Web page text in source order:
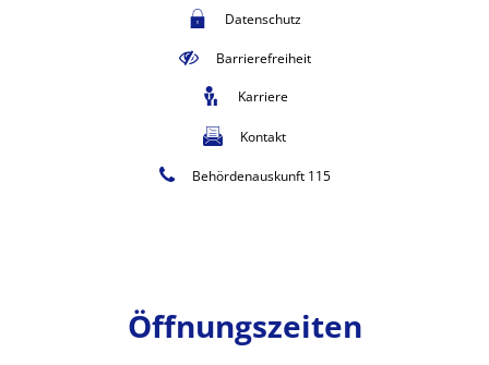
Datenschutz
Barrierefreiheit
Karriere
Kontakt
Behördenauskunft 115
Öffnungszeiten